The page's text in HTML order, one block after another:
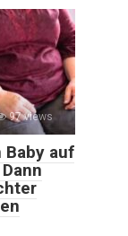
97 views
auf